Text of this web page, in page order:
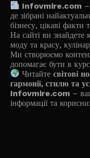
Infovmire.com
де зібрані
бізнесу, цікаві
На сайті ви знайдете
моду та красу,
Ми створюємо
допомагає бути в
Читайтесвітові
гармонії, стилю та
Infovmire.com –
інформації та